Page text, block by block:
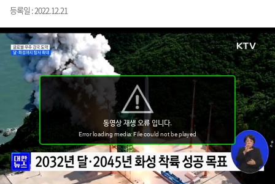
등록일 : 2022.12.21